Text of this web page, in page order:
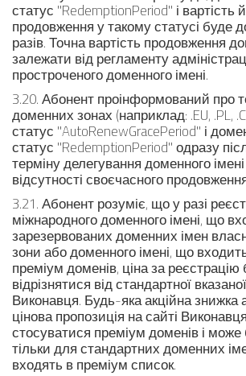
статус "RedemptionPeriod" і вартість
продовження у такому статусі буде
разів. Точна вартість продовження
залежати від регламенту
простроченого доменного імені.
3.20. Абонент проінформований про
доменних зонах (наприклад: .EU, .PL,
статус "AutoRenewGracePeriod" і
статус "RedemptionPeriod" одразу
терміну делегування доменного імені
відсутності своєчасного
3.21. Абонент розуміє, що у разі
міжнародного доменного імені, що
зарезервованих доменних імен
зони або доменного імені, що
преміум доменів, ціна за реєстрацію
відрізнятися від стандартної
Виконавця. Будь-яка акційна знижка
цінова пропозиція на сайті
стосуватися преміум доменів і
тільки для стандартних доменних
входять в преміум список.